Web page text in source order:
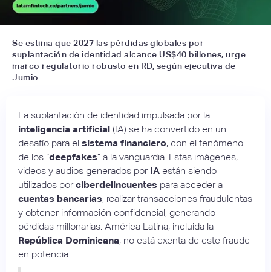
Se estima que 2027 las pérdidas globales por
suplantación de identidad alcance US$40 billones; urge
marco regulatorio robusto en RD, según ejecutiva de
Jumio.
La suplantación de identidad impulsada por la
inteligencia artificial (IA) se ha convertido en un
desafío para el sistema financiero, con el fenómeno
de los “deepfakes” a la vanguardia. Estas imágenes,
videos y audios generados por IA están siendo
utilizados porciberdelincuentes para acceder a
cuentas bancarias, realizar transacciones fraudulentas
y obtener información confidencial, generando
pérdidas millonarias. América Latina, incluida la
República Dominicana, no está exenta de este fraude
en potencia.